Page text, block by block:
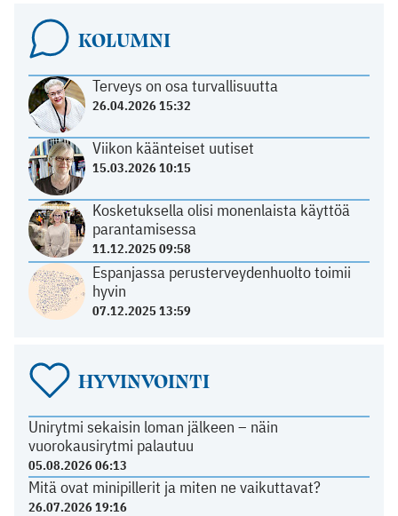
KOLUMNI
Terveys on osa turvallisuutta
26.04.2026 15:32
Viikon käänteiset uutiset
15.03.2026 10:15
Kosketuksella olisi monenlaista käyttöä
parantamisessa
11.12.2025 09:58
Espanjassa perusterveydenhuolto toimii
hyvin
07.12.2025 13:59
HYVINVOINTI
Unirytmi sekaisin loman jälkeen – näin
vuorokausirytmi palautuu
05.08.2026 06:13
Mitä ovat minipillerit ja miten ne vaikuttavat?
26.07.2026 19:16